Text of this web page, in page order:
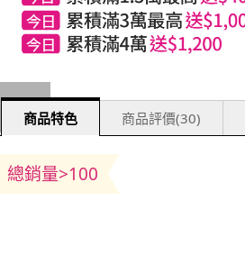
商品特色 商品評價(30)
總銷量>100